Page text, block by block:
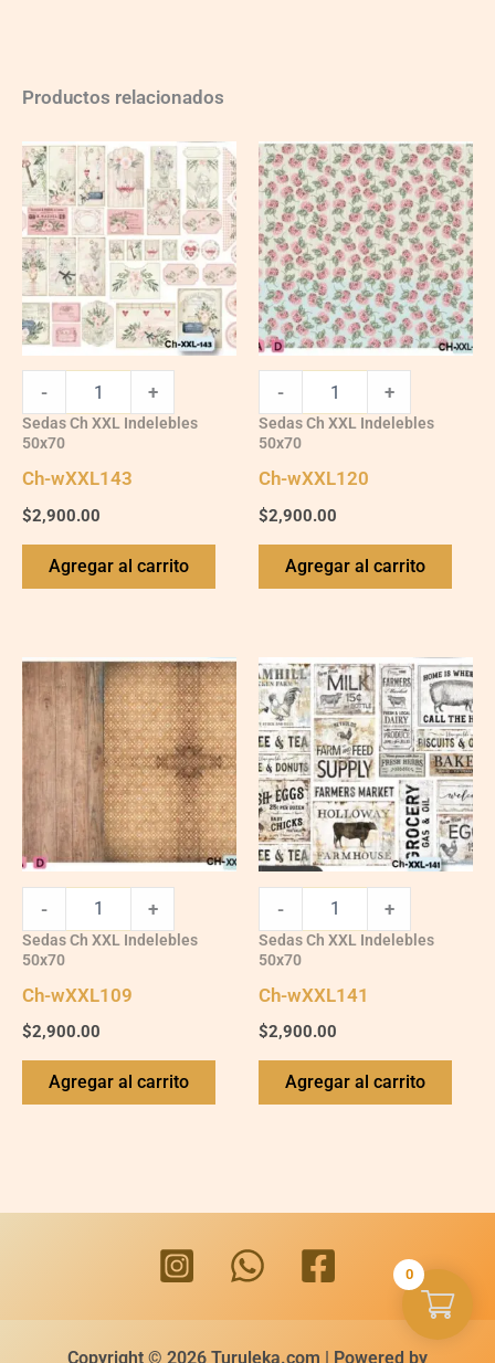
Productos relacionados
Ch-
wXXL143
quantity
- +
Sedas Ch XXL Indelebles
50x70
Ch-wXXL143
$2,900.00
Agregar al carrito
Ch-
wXXL120
quantity
- +
Sedas Ch XXL Indelebles
50x70
Ch-wXXL120
$2,900.00
Agregar al carrito
Ch-
wXXL109
quantity
- +
Sedas Ch XXL Indelebles
50x70
Ch-wXXL109
$2,900.00
Agregar al carrito
Ch-
wXXL141
quantity
- +
Sedas Ch XXL Indelebles
50x70
Ch-wXXL141
$2,900.00
Agregar al carrito
Copyright © 2026 Turuleka.com | Powered by
0